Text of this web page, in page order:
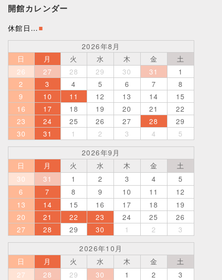
開館カレンダー
休館日…■
2026年8月
日
月 火 水 木 金
土
26
27 28 29 30 31
1
2
3 4 5 6 7
8
9
10 11 12 13 14
15
16
17 18 19 20 21
22
23
24 25 26 27 28
29
30
31 1 2 3 4
5
2026年9月
日
月 火 水 木 金
土
30
31 1 2 3 4
5
6
7 8 9 10 11
12
13
14 15 16 17 18
19
20
21 22 23 24 25
26
27
28 29 30 1 2
3
2026年10月
日
月 火 水 木 金
土
27
28 29 30 1 2
3